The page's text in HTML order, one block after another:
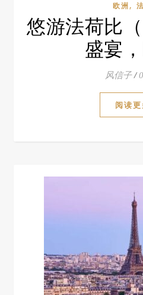
欧洲,
悠游法荷比
盛宴
风信子 /
阅读更